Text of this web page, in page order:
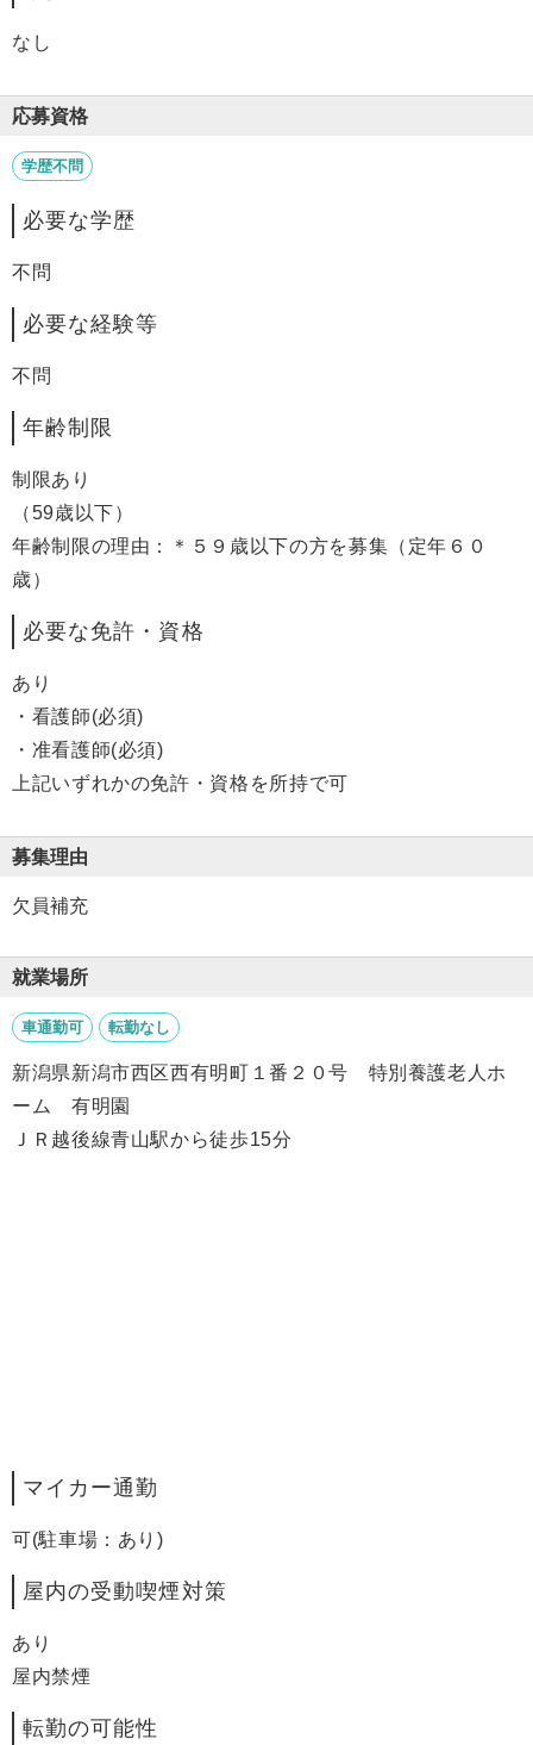
なし
応募資格
学歴不問
必要な学歴
不問
必要な経験等
不問
年齢制限
制限あり
（59歳以下）
年齢制限の理由：＊５９歳以下の方を募集（定年６０
歳）
必要な免許・資格
あり
・看護師(必須)
・准看護師(必須)
上記いずれかの免許・資格を所持で可
募集理由
欠員補充
就業場所
車通勤可 転勤なし
新潟県新潟市西区西有明町１番２０号 特別養護老人ホ
ーム 有明園
ＪＲ越後線青山駅から徒歩15分
マイカー通勤
可(駐車場：あり)
屋内の受動喫煙対策
あり
屋内禁煙
転勤の可能性